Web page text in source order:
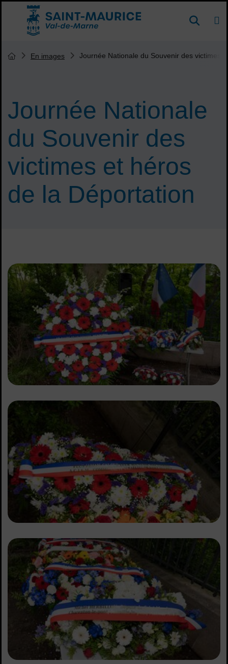
Menu de raccourcis
Accueil ville de Saint-Maurice DE
Journée Nationale
du Souvenir des
victimes et héros
de la Déportation
Vous êtes ici :
Page d'accueil du site
En images Journée Nationale du Souvenir des victimes